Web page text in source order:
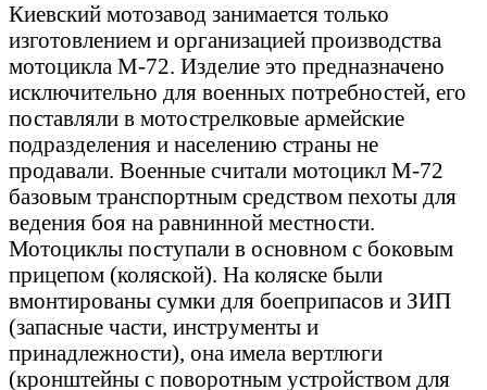
Киевский мотозавод занимается только
изготовлением и организацией производства
мотоцикла М-72. Изделие это предназначено
исключительно для военных потребностей, его
поставляли в мотострелковые армейские
подразделения и населению страны не
продавали. Военные считали мотоцикл М-72
базовым транспортным средством пехоты для
ведения боя на равнинной местности.
Мотоциклы поступали в основном с боковым
прицепом (коляской). На коляске были
вмонтированы сумки для боеприпасов и ЗИП
(запасные части, инструменты и
принадлежности), она имела вертлюги
(кронштейны с поворотным устройством для